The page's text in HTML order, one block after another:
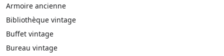
Armoire ancienne
Bibliothèque vintage
Buffet vintage
Bureau vintage